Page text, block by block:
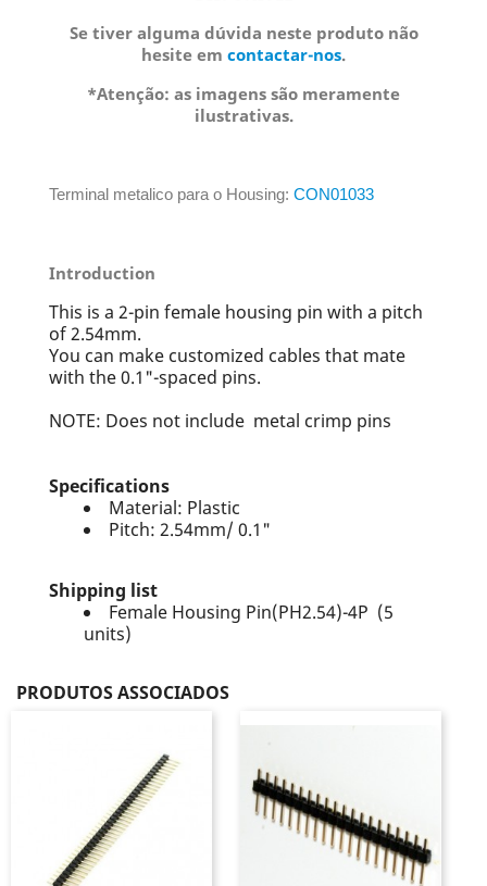
Se tiver alguma dúvida neste produto não
hesite em contactar-nos.
*Atenção: as imagens são meramente
ilustrativas.
Terminal metalico para o Housing: CON01033
Introduction
This is a 2-pin female housing pin with a pitch
of 2.54mm.
You can make customized cables that mate
with the 0.1"-spaced pins.
NOTE: Does not include metal crimp pins
Specifications
Material: Plastic
Pitch: 2.54mm/ 0.1"
Shipping list
Female Housing Pin(PH2.54)-4P (5
units)
PRODUTOS ASSOCIADOS